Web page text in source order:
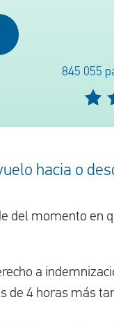
845 055
hacia o
del momento en
a
de 4 horas más